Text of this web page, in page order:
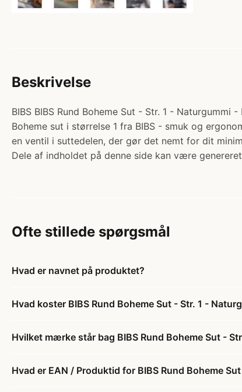
Beskrivelse
BIBS BIBS Rund Boheme Sut - Str. 1 -
Boheme sut i størrelse 1 fra BIBS - smuk og
en ventil i suttedelen, der gør det nemt for dit
Dele af indholdet på denne side kan være
Ofte stillede spørgsmål
Hvad er navnet på produktet?
Hvad koster BIBS Rund Boheme Sut - Str. 1 -
Hvilket mærke står bag BIBS Rund Boheme Sut -
Hvad er EAN / Produktid for BIBS Rund Boheme